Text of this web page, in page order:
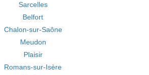
Sarcelles
Belfort
Chalon-sur-Saône
Meudon
Plaisir
Romans-sur-Isère